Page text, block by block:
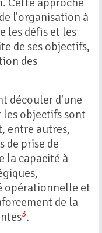
l'organisation à
les défis et les
de ses objectifs,
des
découler d'une
les objectifs sont
entre autres,
de prise de
la capacité à
opérationnelle et
de la
3.